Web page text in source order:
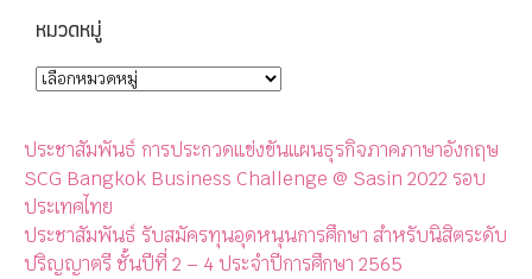
หมวดหมู่
ประชาสัมพันธ์ การประกวดแข่งขันแผนธุรกิจภาคภาษาอังกฤษ
SCG Bangkok Business Challenge @ Sasin 2022 รอบ
ประเทศไทย
ประชาสัมพันธ์ รับสมัครทุนอุดหนุนการศึกษา สำหรับนิสิตระดับ
ปริญญาตรี ชั้นปีที่ 2 – 4 ประจำปีการศึกษา 2565